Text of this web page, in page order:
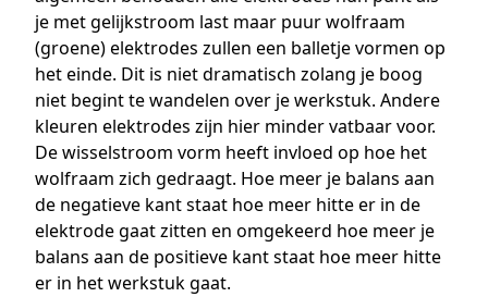
je met gelijkstroom last maar puur wolfraam
(groene) elektrodes zullen een balletje vormen op
het einde. Dit is niet dramatisch zolang je boog
niet begint te wandelen over je werkstuk. Andere
kleuren elektrodes zijn hier minder vatbaar voor.
De wisselstroom vorm heeft invloed op hoe het
wolfraam zich gedraagt. Hoe meer je balans aan
de negatieve kant staat hoe meer hitte er in de
elektrode gaat zitten en omgekeerd hoe meer je
balans aan de positieve kant staat hoe meer hitte
er in het werkstuk gaat.